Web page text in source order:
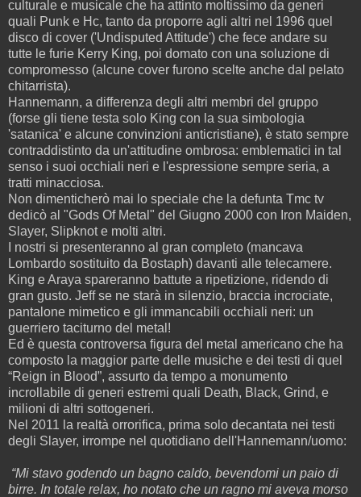
culturale e musicale che ha attinto moltissimo da generi
quali Punk e Hc, tanto da proporre agli altri nel 1996 quel
disco di cover ('Undisputed Attitude') che fece andare su
tutte le furie Kerry King, poi domato con una soluzione di
compromesso (alcune cover furono scelte anche dal pelato
chitarrista).
Hannemann, a differenza degli altri membri del gruppo
(forse gli tiene testa solo King con la sua simbologia
'satanica' e alcune convinzioni anticristiane), è stato sempre
contraddistinto da un'attitudine ombrosa: emblematici in tal
senso i suoi occhiali neri e l'espressione sempre seria, a
tratti minacciosa.
Non dimenticherò mai lo speciale che la defunta Tmc tv
dedicò al "Gods Of Metal" del Giugno 2000 con Iron Maiden,
Slayer, Slipknot e molti altri.
I nostri si presenteranno al gran completo (mancava
Lombardo sostituito da Bostaph) davanti alle telecamere.
King e Araya spareranno battute a ripetizione, ridendo di
gran gusto. Jeff se ne starà in silenzio, braccia incrociate,
pantalone mimetico e gli immancabili occhiali neri: un
guerriero taciturno del metal!
Ed è questa controversa figura del metal americano che ha
composto la maggior parte delle musiche e dei testi di quel
“Reign in Blood”, assurto da tempo a monumento
incrollabile di generi estremi quali Death, Black, Grind, e
milioni di altri sottogeneri.
Nel 2011 la realtà orrorifica, prima solo decantata nei testi
degli Slayer, irrompe nel quotidiano dell'Hannemann/uomo:
“Mi stavo godendo un bagno caldo, bevendomi un paio di
birre. In totale relax, ho notato che un ragno mi aveva morso